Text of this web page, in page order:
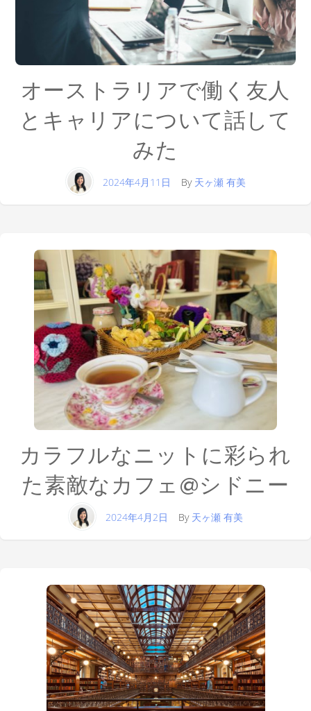
オーストラリアで働く友人
とキャリアについて話して
みた
2024年4月11日 By 天ヶ瀬 有美
カラフルなニットに彩られ
た素敵なカフェ@シドニー
2024年4月2日 By 天ヶ瀬 有美